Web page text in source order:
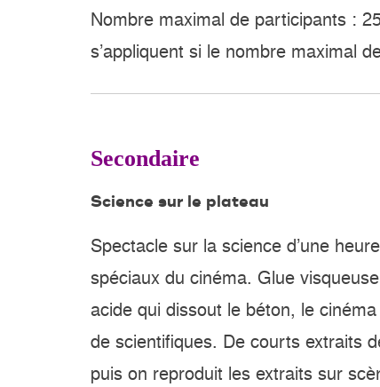
Nombre maximal de participants :
s’appliquent si le nombre maximal
Secondaire
Science sur le plateau
Spectacle sur la science d’une
spéciaux du cinéma. Glue
acide qui dissout le béton, le
de scientifiques. De courts extraits
puis on reproduit les extraits sur